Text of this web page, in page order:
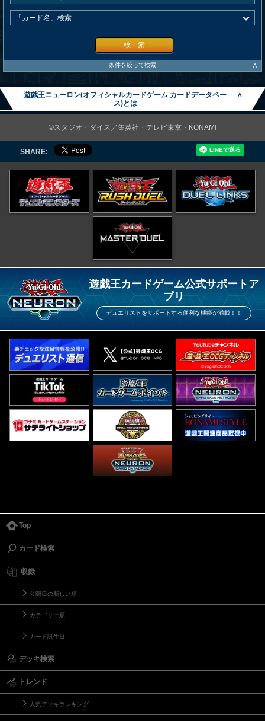
検 索
条件を絞って検索 ∧
遊戯王ニューロン(オフィシャルカードゲーム カードデータベー
ス)とは
∧
©スタジオ・ダイス／集英社・テレビ東京・KONAMI
SHARE:
遊戯王カードゲーム公式サポートア
プリ
デュエリストをサポートする便利な機能が満載！！
Top
カード検索
収録
公開日の新しい順
カテゴリー順
カード誕生日
デッキ検索
トレンド
人気デッキランキング